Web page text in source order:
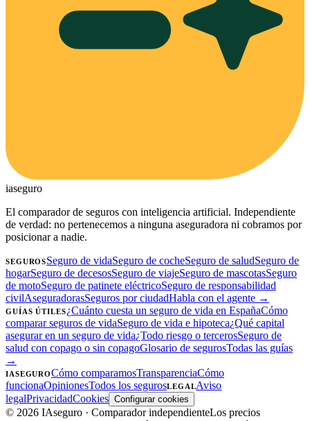
iaseguro
El comparador de seguros con inteligencia artificial. Independiente
de verdad: no pertenecemos a ninguna aseguradora ni cobramos por
posicionar a nadie.
SEGUROSSeguro de vidaSeguro de cocheSeguro de saludSeguro de
hogarSeguro de decesosSeguro de viajeSeguro de mascotasSeguro
de motoSeguro de patinete eléctricoSeguro de responsabilidad
civilAseguradorasSeguros por ciudadHabla con el agente →
GUÍAS ÚTILES¿Cuánto cuesta un seguro de vida en EspañaCómo
comparar seguros de vidaSeguro de vida e hipoteca¿Qué capital
asegurar en un seguro de vida¿Todo riesgo o tercerosSeguro de
salud con copago o sin copagoGlosario de segurosTodas las guías
→
IASEGUROCómo comparamosTransparenciaCómo
funcionaOpinionesTodos los segurosLEGALAviso
legalPrivacidadCookies Configurar cookies
© 2026 IAseguro · Comparador independienteLos precios